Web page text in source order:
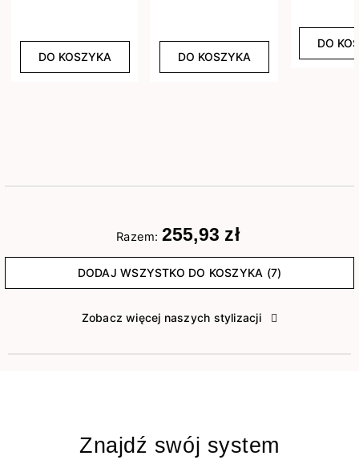
DO KOSZYKA DO KOSZYKA
DO
Razem: 255,93 zł
DODAJ WSZYSTKO DO KOSZYKA (7)
Zobacz więcej naszych stylizacji
Znajdź swój system